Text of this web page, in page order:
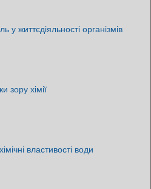
у життєдіяльності організмів
зору хімії
властивості води